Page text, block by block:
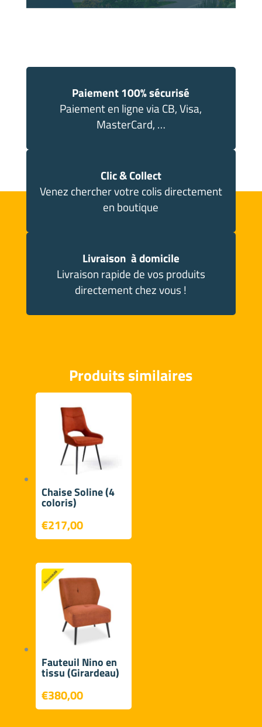
Paiement 100% sécurisé
Paiement en ligne via CB, Visa,
MasterCard, …
Clic & Collect
Venez chercher votre colis directement
en boutique
Livraison à domicile
Livraison rapide de vos produits
directement chez vous !
Produits similaires
Chaise Soline (4
coloris)
€217,00
Fauteuil Nino en
tissu (Girardeau)
€380,00